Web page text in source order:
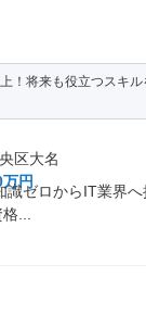
！将来も役立つスキル
区大名
円
識ゼロからIT業界
...